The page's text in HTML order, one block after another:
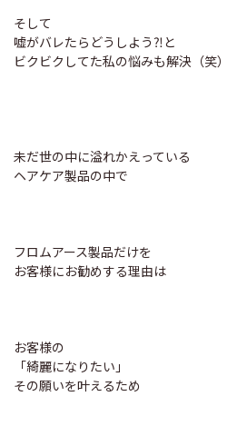
そして
嘘がバレたらどうしよう⁈と
ビクビクしてた私の悩みも解決（笑）
未だ世の中に溢れかえっている
ヘアケア製品の中で
フロムアース製品だけを
お客様にお勧めする理由は
お客様の
「綺麗になりたい」
その願いを叶えるため